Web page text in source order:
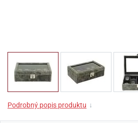
Podrobný popis produktu ↓